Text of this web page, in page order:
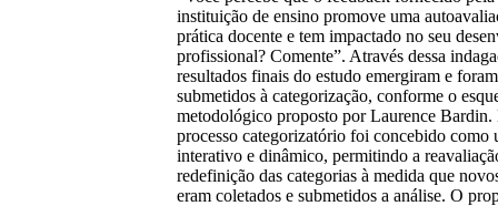
instituição de ensino promove uma
prática docente e tem impactado no seu
profissional? Comente”. Através dessa
resultados finais do estudo emergiram e foram
submetidos à categorização, conforme o
metodológico proposto por Laurence Bardin.
processo categorizatório foi concebido como
interativo e dinâmico, permitindo a
redefinição das categorias à medida que
eram coletados e submetidos a análise. O